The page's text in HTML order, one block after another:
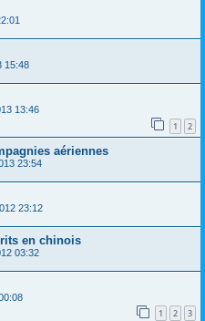
15:48
13:46
1 2
aériennes
23:54
23:12
en chinois
03:32
1 2 3